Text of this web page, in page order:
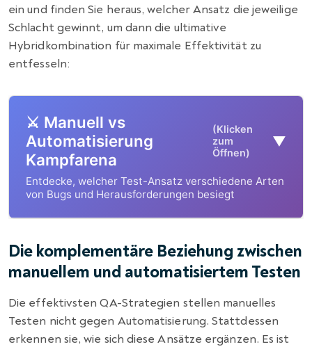
ein und finden Sie heraus, welcher Ansatz die jeweilige
Schlacht gewinnt, um dann die ultimative
Hybridkombination für maximale Effektivität zu
entfesseln:
⚔️ Manuell vs
Automatisierung
Kampfarena
(Klicken
zum
Öffnen)
▼
Entdecke, welcher Test-Ansatz verschiedene Arten
von Bugs und Herausforderungen besiegt
Die komplementäre Beziehung zwischen
manuellem und automatisiertem Testen
Die effektivsten QA-Strategien stellen manuelles
Testen nicht gegen Automatisierung. Stattdessen
erkennen sie, wie sich diese Ansätze ergänzen. Es ist